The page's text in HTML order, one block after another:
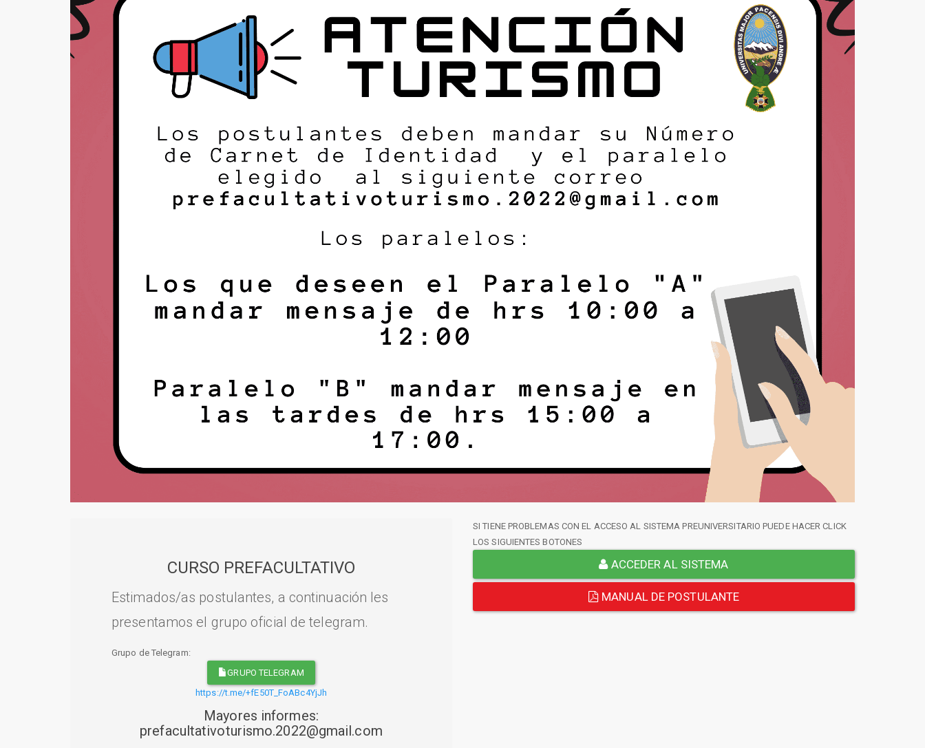
CURSO PREFACULTATIVO
Estimados/as postulantes, a continuación les
presentamos el grupo oficial de telegram.
Grupo de Telegram:
GRUPO TELEGRAM
https://t.me/+fE50T_FoABc4YjJh
Mayores informes:
prefacultativoturismo.2022@gmail.com
SI TIENE PROBLEMAS CON EL ACCESO AL SISTEMA PREUNIVERSITARIO PUEDE HACER CLICK
LOS SIGUIENTES BOTONES
ACCEDER AL SISTEMA
MANUAL DE POSTULANTE